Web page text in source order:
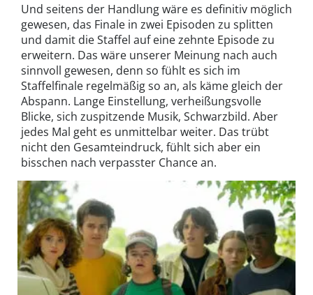
Und seitens der Handlung wäre es definitiv möglich
gewesen, das Finale in zwei Episoden zu splitten
und damit die Staffel auf eine zehnte Episode zu
erweitern. Das wäre unserer Meinung nach auch
sinnvoll gewesen, denn so fühlt es sich im
Staffelfinale regelmäßig so an, als käme gleich der
Abspann. Lange Einstellung, verheißungsvolle
Blicke, sich zuspitzende Musik, Schwarzbild. Aber
jedes Mal geht es unmittelbar weiter. Das trübt
nicht den Gesamteindruck, fühlt sich aber ein
bisschen nach verpasster Chance an.